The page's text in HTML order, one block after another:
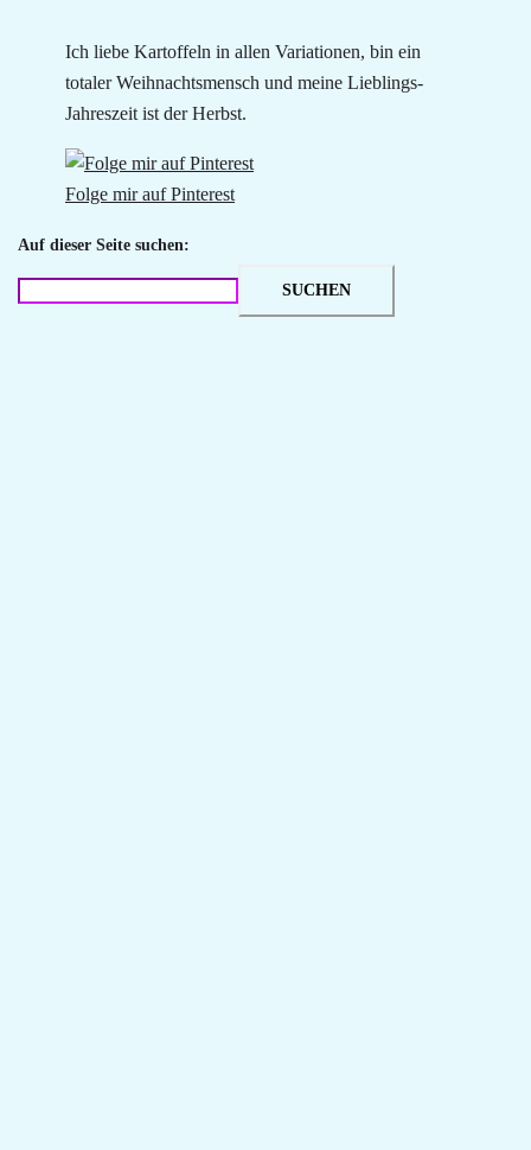
Ich liebe Kartoffeln in allen Variationen, bin ein
totaler Weihnachtsmensch und meine Lieblings-
Jahreszeit ist der Herbst.
Folge mir auf Pinterest
Auf dieser Seite suchen:
SUCHEN